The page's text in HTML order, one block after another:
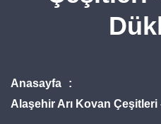
Anasayfa
Alaşehir Arı Kovan Çeşitleri